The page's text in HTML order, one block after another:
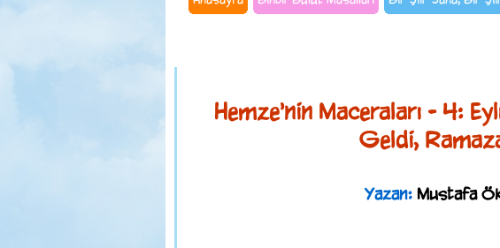
Hemze'nin Maceraları - 4:
Geldi,
Yazan: Mustafa